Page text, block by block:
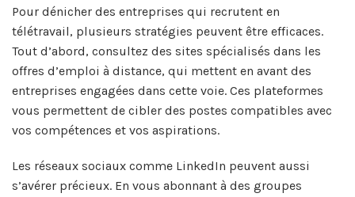
Pour dénicher des entreprises qui recrutent en
télétravail, plusieurs stratégies peuvent être efficaces.
Tout d’abord, consultez des sites spécialisés dans les
offres d’emploi à distance, qui mettent en avant des
entreprises engagées dans cette voie. Ces plateformes
vous permettent de cibler des postes compatibles avec
vos compétences et vos aspirations.
Les réseaux sociaux comme LinkedIn peuvent aussi
s’avérer précieux. En vous abonnant à des groupes